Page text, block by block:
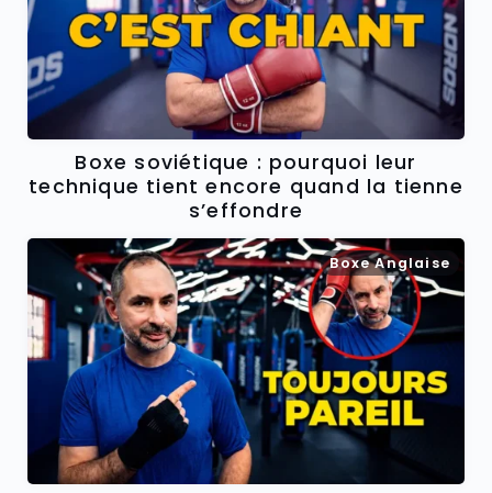
Boxe soviétique : pourquoi leur
technique tient encore quand la tienne
s’effondre
Boxe Anglaise